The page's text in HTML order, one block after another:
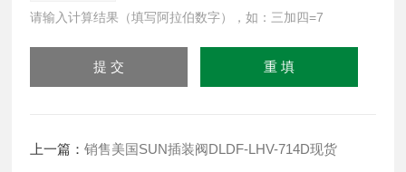
请输入计算结果（填写阿拉伯数字），如：三加四=7
上一篇：销售美国SUN插装阀DLDF-LHV-714D现货